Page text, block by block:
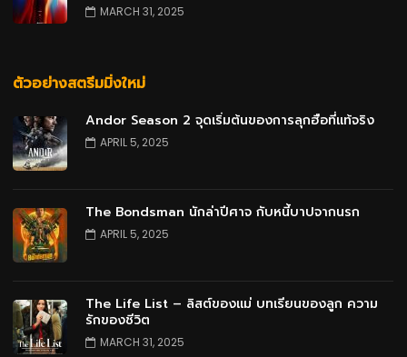
MARCH 31, 2025
ตัวอย่างสตรีมมิ่งใหม่
Andor Season 2 จุดเริ่มต้นของการลุกฮือที่แท้จริง
APRIL 5, 2025
The Bondsman นักล่าปีศาจ กับหนี้บาปจากนรก
APRIL 5, 2025
The Life List – ลิสต์ของแม่ บทเรียนของลูก ความ
รักของชีวิต
MARCH 31, 2025